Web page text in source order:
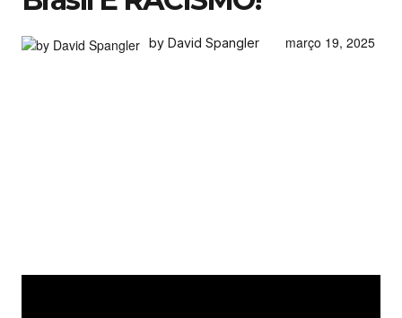
by David Spangler março 19, 2025